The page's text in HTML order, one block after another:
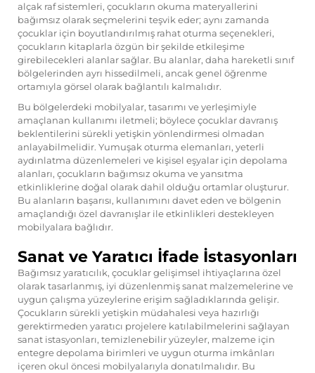
alçak raf sistemleri, çocukların okuma materyallerini
bağımsız olarak seçmelerini teşvik eder; aynı zamanda
çocuklar için boyutlandırılmış rahat oturma seçenekleri,
çocukların kitaplarla özgün bir şekilde etkileşime
girebilecekleri alanlar sağlar. Bu alanlar, daha hareketli sınıf
bölgelerinden ayrı hissedilmeli, ancak genel öğrenme
ortamıyla görsel olarak bağlantılı kalmalıdır.
Bu bölgelerdeki mobilyalar, tasarımı ve yerleşimiyle
amaçlanan kullanımı iletmeli; böylece çocuklar davranış
beklentilerini sürekli yetişkin yönlendirmesi olmadan
anlayabilmelidir. Yumuşak oturma elemanları, yeterli
aydınlatma düzenlemeleri ve kişisel eşyalar için depolama
alanları, çocukların bağımsız okuma ve yansıtma
etkinliklerine doğal olarak dahil olduğu ortamlar oluşturur.
Bu alanların başarısı, kullanımını davet eden ve bölgenin
amaçlandığı özel davranışlar ile etkinlikleri destekleyen
mobilyalara bağlıdır.
Sanat ve Yaratıcı İfade İstasyonları
Bağımsız yaratıcılık, çocuklar gelişimsel ihtiyaçlarına özel
olarak tasarlanmış, iyi düzenlenmiş sanat malzemelerine ve
uygun çalışma yüzeylerine erişim sağladıklarında gelişir.
Çocukların sürekli yetişkin müdahalesi veya hazırlığı
gerektirmeden yaratıcı projelere katılabilmelerini sağlayan
sanat istasyonları, temizlenebilir yüzeyler, malzeme için
entegre depolama birimleri ve uygun oturma imkânları
içeren okul öncesi mobilyalarıyla donatılmalıdır. Bu